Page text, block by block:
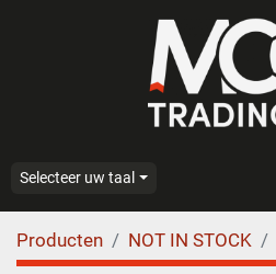
Selecteer uw taal
Producten NOT IN STOCK